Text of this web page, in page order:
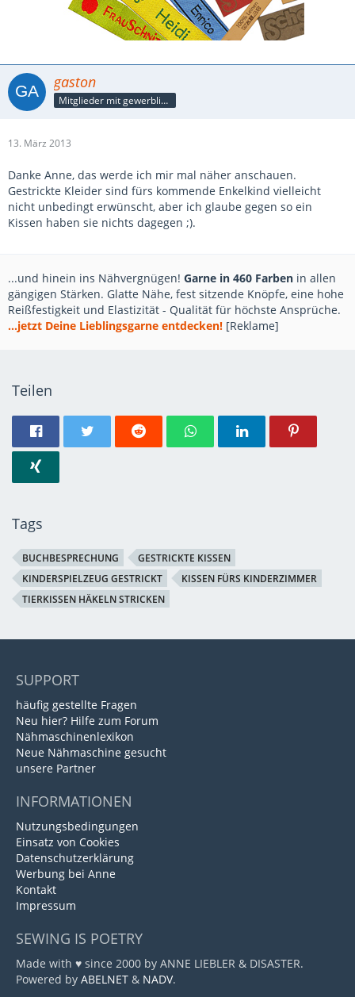
gaston
Mitglieder mit gewerblicher Verbindung, auch als Mitarbeiter/in
13. März 2013
Danke Anne, das werde ich mir mal näher anschauen.
Gestrickte Kleider sind fürs kommende Enkelkind vielleicht
nicht unbedingt erwünscht, aber ich glaube gegen so ein
Kissen haben sie nichts dagegen ;).
...und hinein ins Nähvergnügen! Garne in 460 Farben in allen
gängigen Stärken. Glatte Nähe, fest sitzende Knöpfe, eine hohe
Reißfestigkeit und Elastizität - Qualität für höchste Ansprüche.
...jetzt Deine Lieblingsgarne entdecken! [Reklame]
Teilen
Tags
BUCHBESPRECHUNG
GESTRICKTE KISSEN
KINDERSPIELZEUG GESTRICKT
KISSEN FÜRS KINDERZIMMER
TIERKISSEN HÄKELN STRICKEN
SUPPORT
häufig gestellte Fragen
Neu hier? Hilfe zum Forum
Nähmaschinenlexikon
Neue Nähmaschine gesucht
unsere Partner
INFORMATIONEN
Nutzungsbedingungen
Einsatz von Cookies
Datenschutzerklärung
Werbung bei Anne
Kontakt
Impressum
SEWING IS POETRY
Made with ♥ since 2000 by ANNE LIEBLER & DISASTER.
Powered by ABELNET & NADV.